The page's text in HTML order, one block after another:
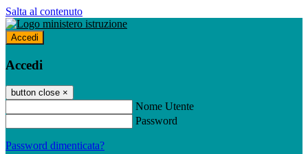
Salta al contenuto
Accedi
Accedi
button close ×
Nome Utente
Password
Password dimenticata?